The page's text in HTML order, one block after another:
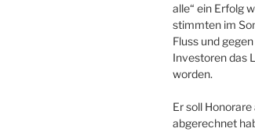
alle“ ein Erfolg
stimmten im
Fluss und
Investoren das
worden.
Er soll
abgerechnet